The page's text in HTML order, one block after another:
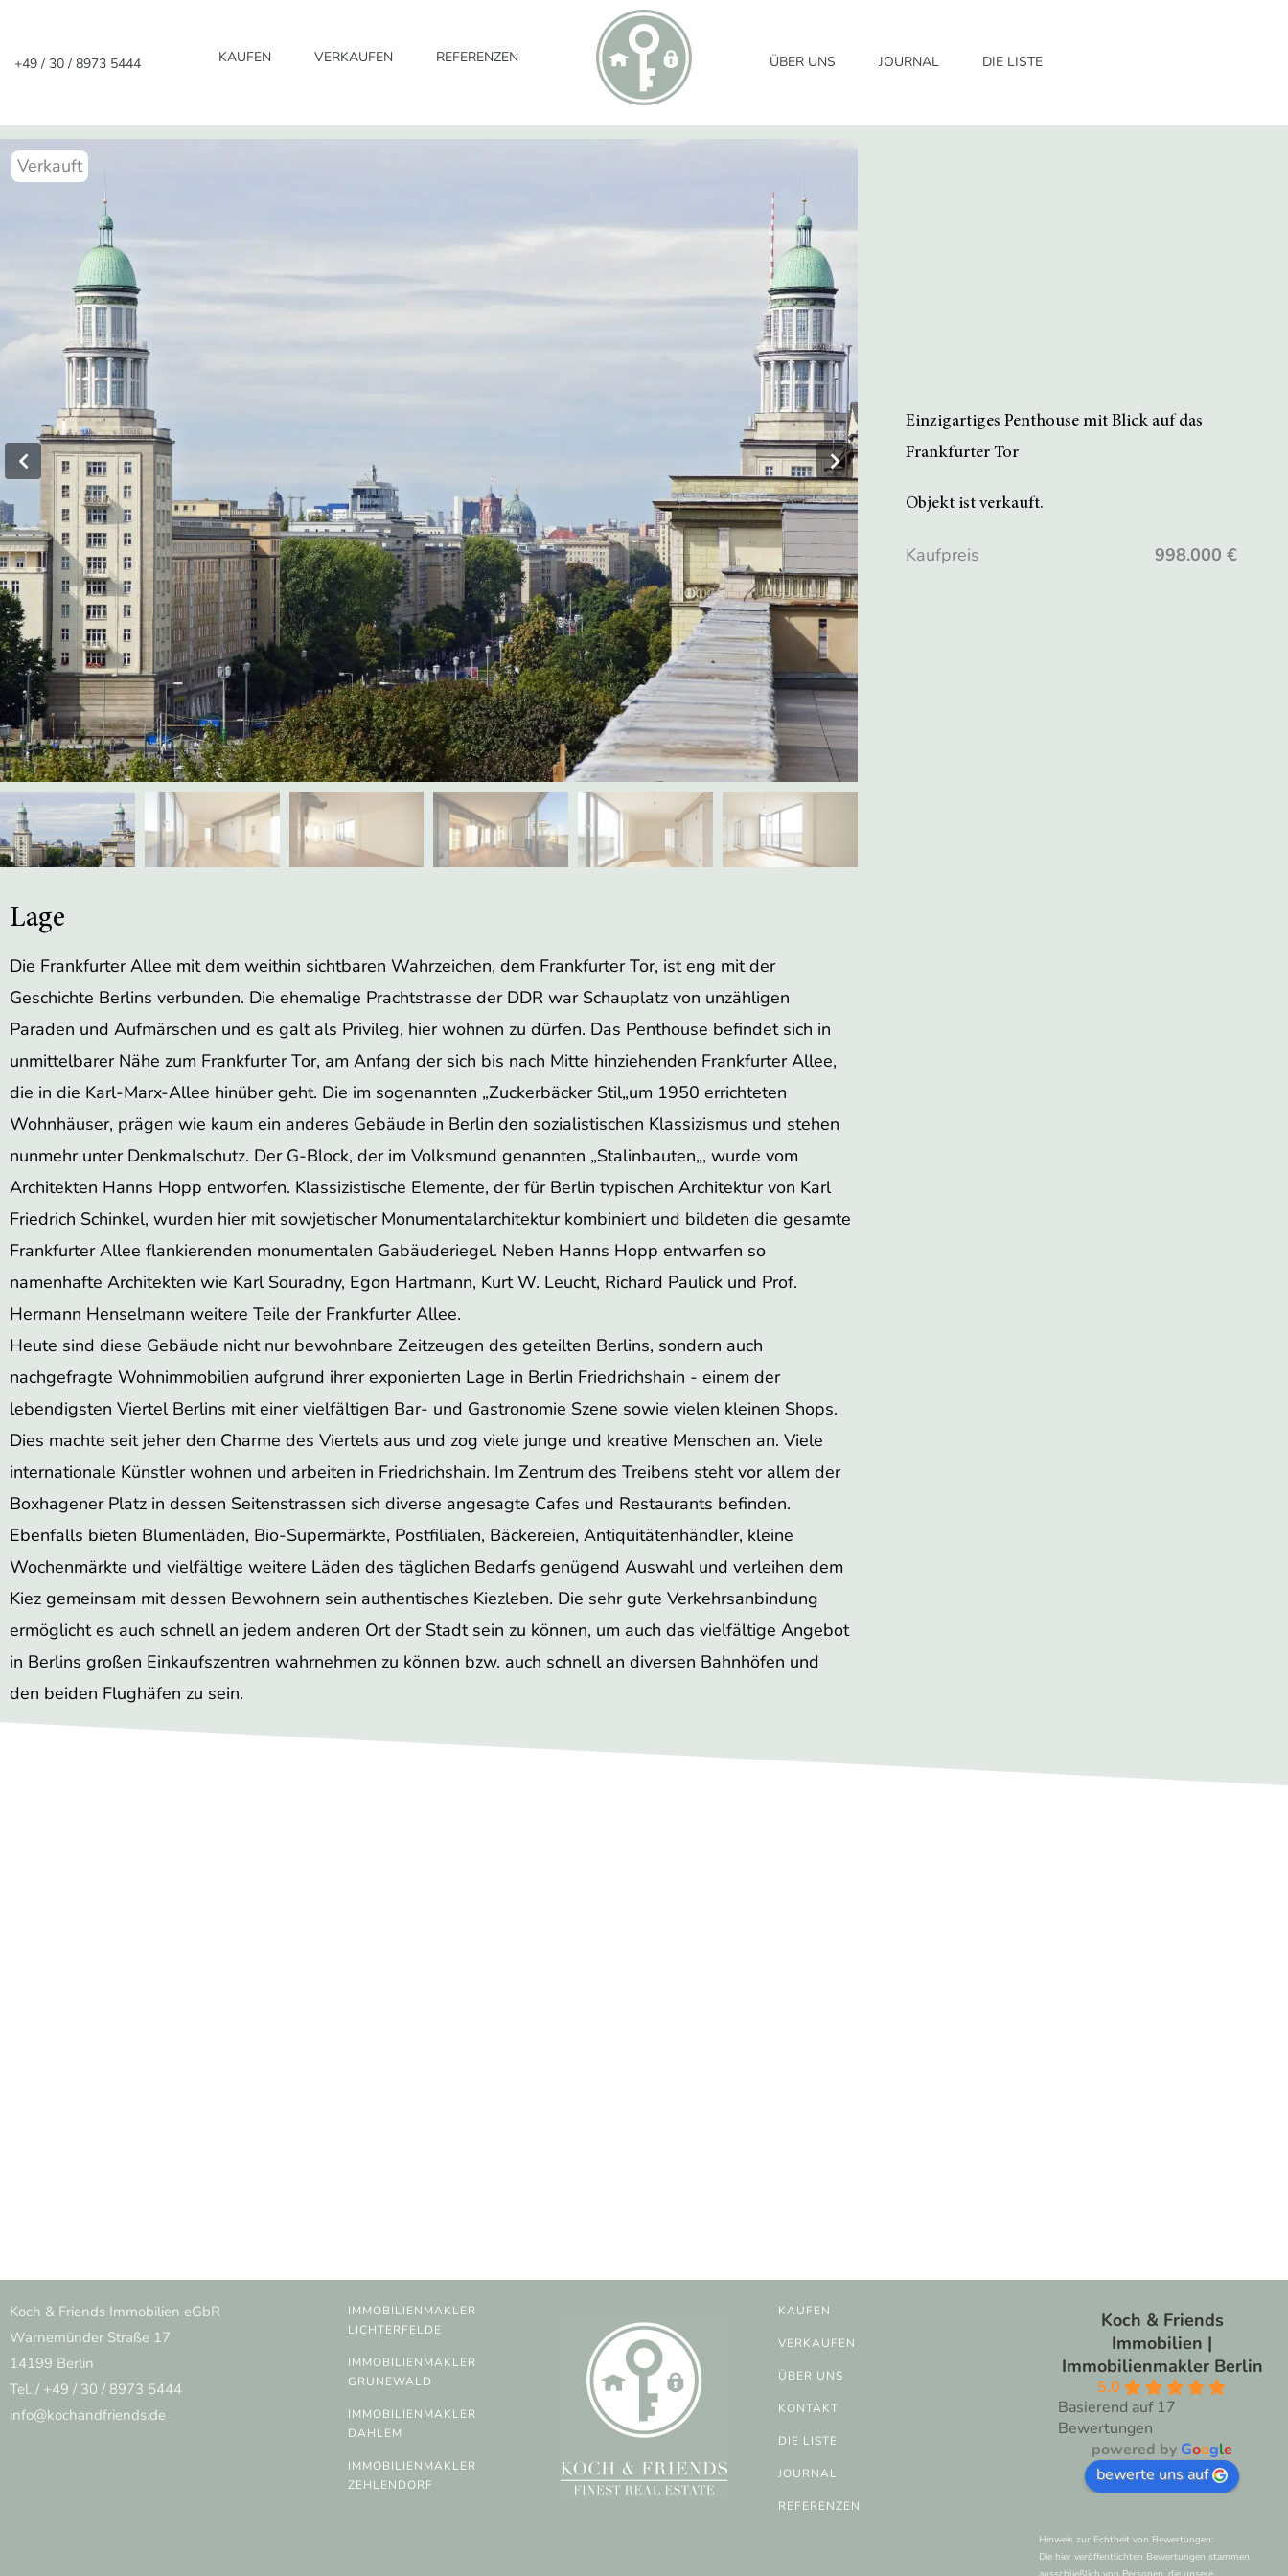
+49 / 30 / 8973 5444 KAUFEN VERKAUFEN REFERENZEN ÜBER UNS JOURNAL DIE LISTE
Verkauft
Einzigartiges Penthouse mit Blick auf das
Frankfurter Tor
Objekt ist verkauft.
Kaufpreis 998.000 €
Lage
Die Frankfurter Allee mit dem weithin sichtbaren Wahrzeichen, dem Frankfurter Tor, ist eng mit der
Geschichte Berlins verbunden. Die ehemalige Prachtstrasse der DDR war Schauplatz von unzähligen
Paraden und Aufmärschen und es galt als Privileg, hier wohnen zu dürfen. Das Penthouse befindet sich in
unmittelbarer Nähe zum Frankfurter Tor, am Anfang der sich bis nach Mitte hinziehenden Frankfurter Allee,
die in die Karl-Marx-Allee hinüber geht. Die im sogenannten „Zuckerbäcker Stil„um 1950 errichteten
Wohnhäuser, prägen wie kaum ein anderes Gebäude in Berlin den sozialistischen Klassizismus und stehen
nunmehr unter Denkmalschutz. Der G-Block, der im Volksmund genannten „Stalinbauten„, wurde vom
Architekten Hanns Hopp entworfen. Klassizistische Elemente, der für Berlin typischen Architektur von Karl
Friedrich Schinkel, wurden hier mit sowjetischer Monumentalarchitektur kombiniert und bildeten die gesamte
Frankfurter Allee flankierenden monumentalen Gabäuderiegel. Neben Hanns Hopp entwarfen so
namenhafte Architekten wie Karl Souradny, Egon Hartmann, Kurt W. Leucht, Richard Paulick und Prof.
Hermann Henselmann weitere Teile der Frankfurter Allee.
Heute sind diese Gebäude nicht nur bewohnbare Zeitzeugen des geteilten Berlins, sondern auch
nachgefragte Wohnimmobilien aufgrund ihrer exponierten Lage in Berlin Friedrichshain - einem der
lebendigsten Viertel Berlins mit einer vielfältigen Bar- und Gastronomie Szene sowie vielen kleinen Shops.
Dies machte seit jeher den Charme des Viertels aus und zog viele junge und kreative Menschen an. Viele
internationale Künstler wohnen und arbeiten in Friedrichshain. Im Zentrum des Treibens steht vor allem der
Boxhagener Platz in dessen Seitenstrassen sich diverse angesagte Cafes und Restaurants befinden.
Ebenfalls bieten Blumenläden, Bio-Supermärkte, Postfilialen, Bäckereien, Antiquitätenhändler, kleine
Wochenmärkte und vielfältige weitere Läden des täglichen Bedarfs genügend Auswahl und verleihen dem
Kiez gemeinsam mit dessen Bewohnern sein authentisches Kiezleben. Die sehr gute Verkehrsanbindung
ermöglicht es auch schnell an jedem anderen Ort der Stadt sein zu können, um auch das vielfältige Angebot
in Berlins großen Einkaufszentren wahrnehmen zu können bzw. auch schnell an diversen Bahnhöfen und
den beiden Flughäfen zu sein.
Koch & Friends Immobilien eGbR
Warnemünder Straße 17
14199 Berlin
Tel. / +49 / 30 / 8973 5444
info@kochandfriends.de
IMMOBILIENMAKLER
LICHTERFELDE
IMMOBILIENMAKLER
GRUNEWALD
IMMOBILIENMAKLER
DAHLEM
IMMOBILIENMAKLER
ZEHLENDORF
KAUFEN
VERKAUFEN
ÜBER UNS
KONTAKT
DIE LISTE
JOURNAL
REFERENZEN
Koch & Friends
Immobilien |
Immobilienmakler Berlin
5.0
Basierend auf 17
Bewertungen
powered by Google
bewerte uns auf
Hinweis zur Echtheit von Bewertungen:
Die hier veröffentlichten Bewertungen stammen